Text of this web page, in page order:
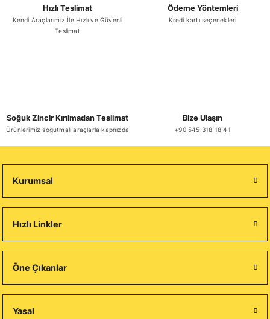
Hızlı Teslimat
Kendi Araçlarımız İle Hızlı ve Güvenli
Teslimat
Ödeme Yöntemleri
Kredi kartı seçenekleri
Soğuk Zincir Kırılmadan Teslimat
Ürünlerimiz soğutmalı araçlarla kapnızda
Bize Ulaşın
+90 545 318 18 41
Kurumsal
Hızlı Linkler
Öne Çıkanlar
Yasal